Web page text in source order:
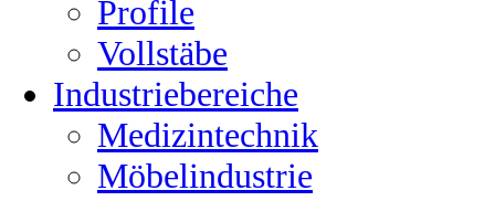
Profile
Vollstäbe
Industriebereiche
Medizintechnik
Möbelindustrie